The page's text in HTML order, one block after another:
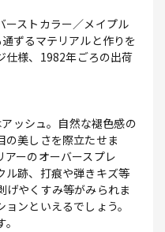
ーストカラー／メイプル
ずるマテリアルと作りを
仕様、1982年ごろの出荷
ッシュ。自然な褪色感の
の美しさを際立たせま
ーのオーバースプレ
ル跡、打痕や弾きキズ等
げやくすみ等がみられま
ンといえるでしょう。